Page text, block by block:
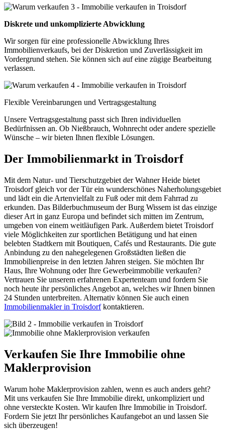
Diskrete und unkomplizierte Abwicklung
Wir sorgen für eine professionelle Abwicklung Ihres
Immobilienverkaufs, bei der Diskretion und Zuverlässigkeit im
Vordergrund stehen. Sie können sich auf eine zügige Bearbeitung
verlassen.
Flexible Vereinbarungen und Vertragsgestaltung
Unsere Vertragsgestaltung passt sich Ihren individuellen
Bedürfnissen an. Ob Nießbrauch, Wohnrecht oder andere spezielle
Wünsche – wir bieten Ihnen flexible Lösungen.
Der Immobilienmarkt in Troisdorf
Mit dem Natur- und Tierschutzgebiet der Wahner Heide bietet
Troisdorf gleich vor der Tür ein wunderschönes Naherholungsgebiet
und lädt ein die Artenvielfalt zu Fuß oder mit dem Fahrrad zu
erkunden. Das Bilderbuchmuseum der Burg Wissem ist das einzige
dieser Art in ganz Europa und befindet sich mitten im Zentrum,
umgeben von einem weitläufigen Park. Außerdem bietet Troisdorf
viele Möglichkeiten zur sportlichen Betätigung und hat einen
belebten Stadtkern mit Boutiquen, Cafés und Restaurants. Die gute
Anbindung zu den nahegelegenen Großstädten ließen die
Immobilienpreise in den letzten Jahren steigen. Sie möchten Ihr
Haus, Ihre Wohnung oder Ihre Gewerbeimmobilie verkaufen?
Vertrauen Sie unserem erfahrenen Expertenteam und fordern Sie
noch heute ihr persönliches Angebot an, welches wir Ihnen binnen
24 Stunden unterbreiten. Alternativ können Sie auch einen
Immobilienmakler in Troisdorfkontaktieren.
Verkaufen Sie Ihre Immobilie ohne
Maklerprovision
Warum hohe Maklerprovision zahlen, wenn es auch anders geht?
Mit uns verkaufen Sie Ihre Immobilie direkt, unkompliziert und
ohne versteckte Kosten. Wir kaufen Ihre Immobilie in Troisdorf.
Fordern Sie jetzt Ihr persönliches Kaufangebot an und lassen Sie
sich überzeugen!